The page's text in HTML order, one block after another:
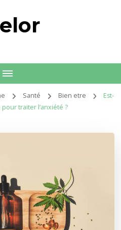
Santé Bien etre
Est-
pour traiter l’anxiété ?